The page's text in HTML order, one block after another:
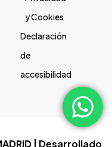
y Cookies
Declaración
de
accesibilidad
| Desarrollado